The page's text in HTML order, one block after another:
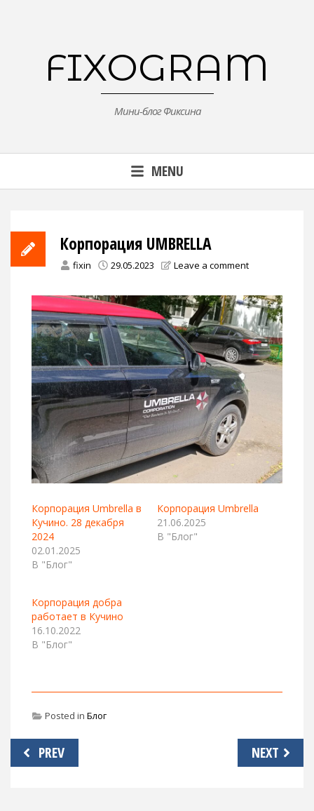
FIXOGRAM
Мини-блог Фиксина
MENU
Корпорация UMBRELLA
fixin 29.05.2023 Leave a comment
Корпорация Umbrella в
Кучино. 28 декабря
2024
02.01.2025
В "Блог"
Корпорация Umbrella
21.06.2025
В "Блог"
Корпорация добра
работает в Кучино
16.10.2022
В "Блог"
Posted in Блог
Навигация
по
PREV NEXT